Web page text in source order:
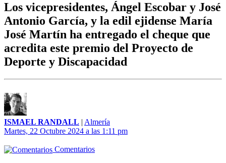
Los vicepresidentes, Ángel Escobar y José
Antonio García, y la edil ejidense María
José Martín ha entregado el cheque que
acredita este premio del Proyecto de
Deporte y Discapacidad
ISMAEL RANDALL | Almería
Martes, 22 Octubre 2024 a las 1:11 pm
Comentarios